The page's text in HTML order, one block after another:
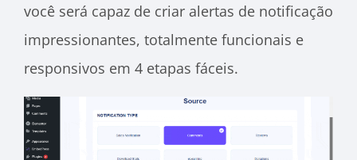
você será capaz de criar alertas de notificação
impressionantes, totalmente funcionais e
responsivos em 4 etapas fáceis.